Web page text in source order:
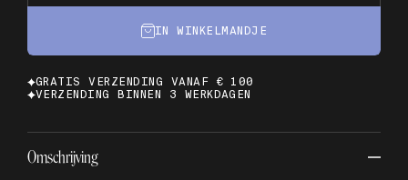
IN WINKELMANDJE
GRATIS VERZENDING VANAF € 100
VERZENDING BINNEN 3 WERKDAGEN
Omschrijving